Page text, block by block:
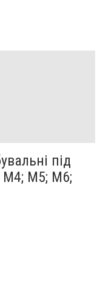
під
М4; М5; М6;